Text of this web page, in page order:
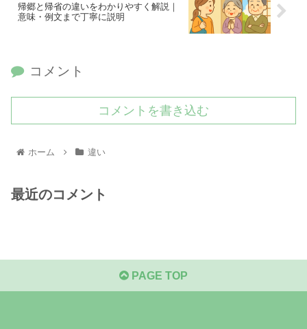
帰郷と帰省の違いをわかりやすく解説｜
意味・例文まで丁寧に説明
コメント
コメントを書き込む
ホーム 違い
最近のコメント
PAGE TOP